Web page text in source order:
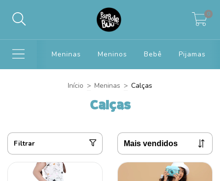
0
Meninas Meninos Bebê Pijamas
Início > Meninas > Calças
Calças
Filtrar